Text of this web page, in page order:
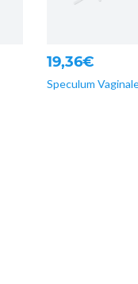
19,36€
Speculum